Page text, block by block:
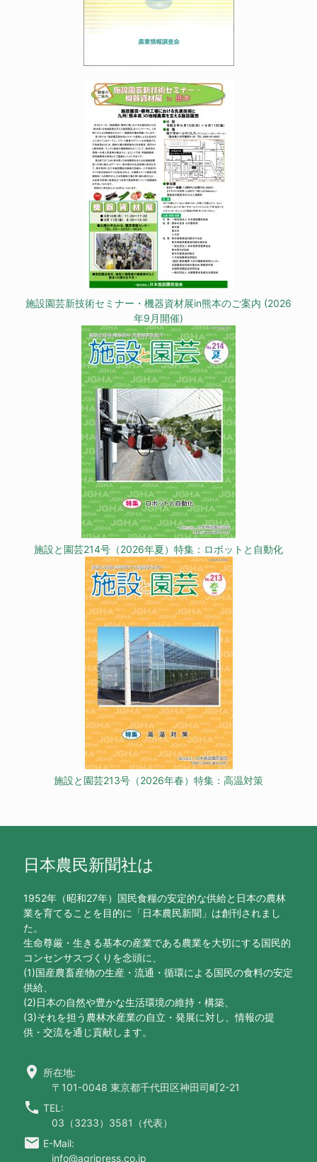
施設園芸新技術セミナー・機器資材展in熊本のご案内 (2026
年9月開催)
施設と園芸214号（2026年夏）特集：ロボットと自動化
施設と園芸213号（2026年春）特集：高温対策
日本農民新聞社は
1952年（昭和27年）国民食糧の安定的な供給と日本の農林
業を育てることを目的に「日本農民新聞」は創刊されまし
た。
生命尊厳・生きる基本の産業である農業を大切にする国民的
コンセンサスづくりを念頭に、
(1)国産農畜産物の生産・流通・循環による国民の食料の安定
供給、
(2)日本の自然や豊かな生活環境の維持・構築、
(3)それを担う農林水産業の自立・発展に対し、情報の提
供・交流を通じ貢献します。
location_on 所在地:
〒101-0048 東京都千代田区神田司町2-21
call TEL:
03（3233）3581（代表）
email E-Mail:
info@agripress.co.jp